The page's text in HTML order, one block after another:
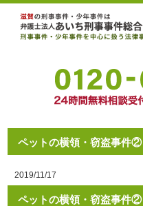
ペットの横領・窃盗事件②
2019/11/17
ペットの横領・窃盗事件②